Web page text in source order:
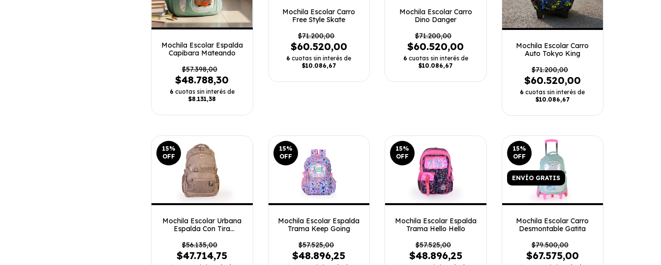
Mochila Escolar Espalda
Capibara Mateando
$57.398,00
$48.788,30
6 cuotas sin interés de
$8.131,38
Mochila Escolar Carro
Free Style Skate
$71.200,00
$60.520,00
6 cuotas sin interés de
$10.086,67
Mochila Escolar Carro
Dino Danger
$71.200,00
$60.520,00
6 cuotas sin interés de
$10.086,67
Mochila Escolar Carro
Auto Tokyo King
$71.200,00
$60.520,00
6 cuotas sin interés de
$10.086,67
15%
OFF
Mochila Escolar Urbana
Espalda Con Tira
$56.135,00
$47.714,75
15%
OFF
Mochila Escolar Espalda
Trama Keep Going
$57.525,00
$48.896,25
15%
OFF
Mochila Escolar Espalda
Trama Hello Hello
$57.525,00
$48.896,25
15%
OFF
ENVÍO GRATIS
Mochila Escolar Carro
Desmontable Gatita
$79.500,00
$67.575,00